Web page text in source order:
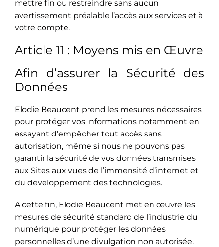
mettre fin ou restreindre sans aucun
avertissement préalable l’accès aux services et à
votre compte.
Article 11 : Moyens mis en Œuvre
Afin d’assurer la Sécurité des
Données
Elodie Beaucent prend les mesures nécessaires
pour protéger vos informations notamment en
essayant d’empêcher tout accès sans
autorisation, même si nous ne pouvons pas
garantir la sécurité de vos données transmises
aux Sites aux vues de l’immensité d’internet et
du développement des technologies.
A cette fin, Elodie Beaucent met en œuvre les
mesures de sécurité standard de l’industrie du
numérique pour protéger les données
personnelles d’une divulgation non autorisée.